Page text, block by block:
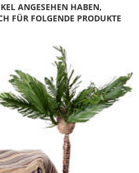
ANGESEHEN HABEN,
FÜR FOLGENDE PRODUKTE